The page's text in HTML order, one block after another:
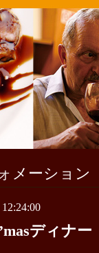
メーション
ディナー